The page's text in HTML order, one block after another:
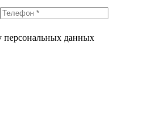
персональных данных